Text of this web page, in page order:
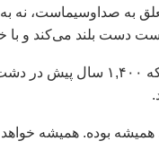
۱۴۰۵ نه متعلق به
هست دست بلند می‌کند و
چیزی است که ۱,۴۰۰
بوده. همیشه خواهد